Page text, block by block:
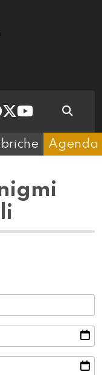
Agenda